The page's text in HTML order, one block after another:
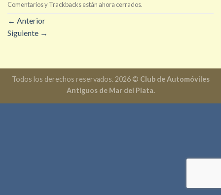
Comentarios y Trackbacks están ahora cerrados.
← Anterior
Siguiente →
Todos los derechos reservados. 2026 © Club de Automóviles
Antiguos de Mar del Plata.